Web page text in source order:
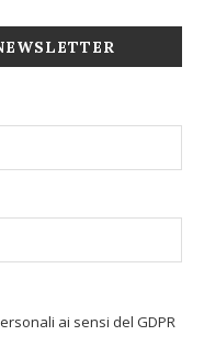
ai sensi del GDPR